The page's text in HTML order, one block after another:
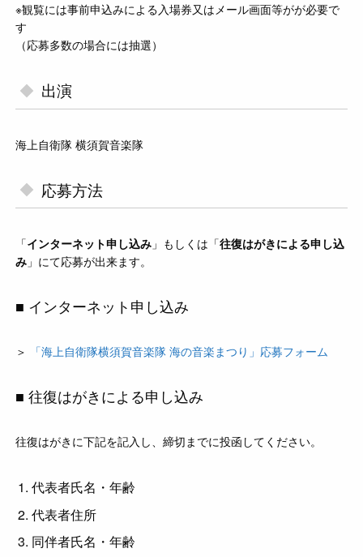
※観覧には事前申込みによる入場券又はメール画面等がが必要で
す
（応募多数の場合には抽選）
出演
海上自衛隊 横須賀音楽隊
応募方法
「インターネット申し込み 」もしくは「往復はがきによる申し込
み 」にて応募が出来ます。
■ インターネット申し込み
＞ 「海上自衛隊横須賀音楽隊 海の音楽まつり」応募フォーム
■ 往復はがきによる申し込み
往復はがきに下記を記入し、締切までに投函してください。
代表者氏名・年齢
代表者住所
同伴者氏名・年齢